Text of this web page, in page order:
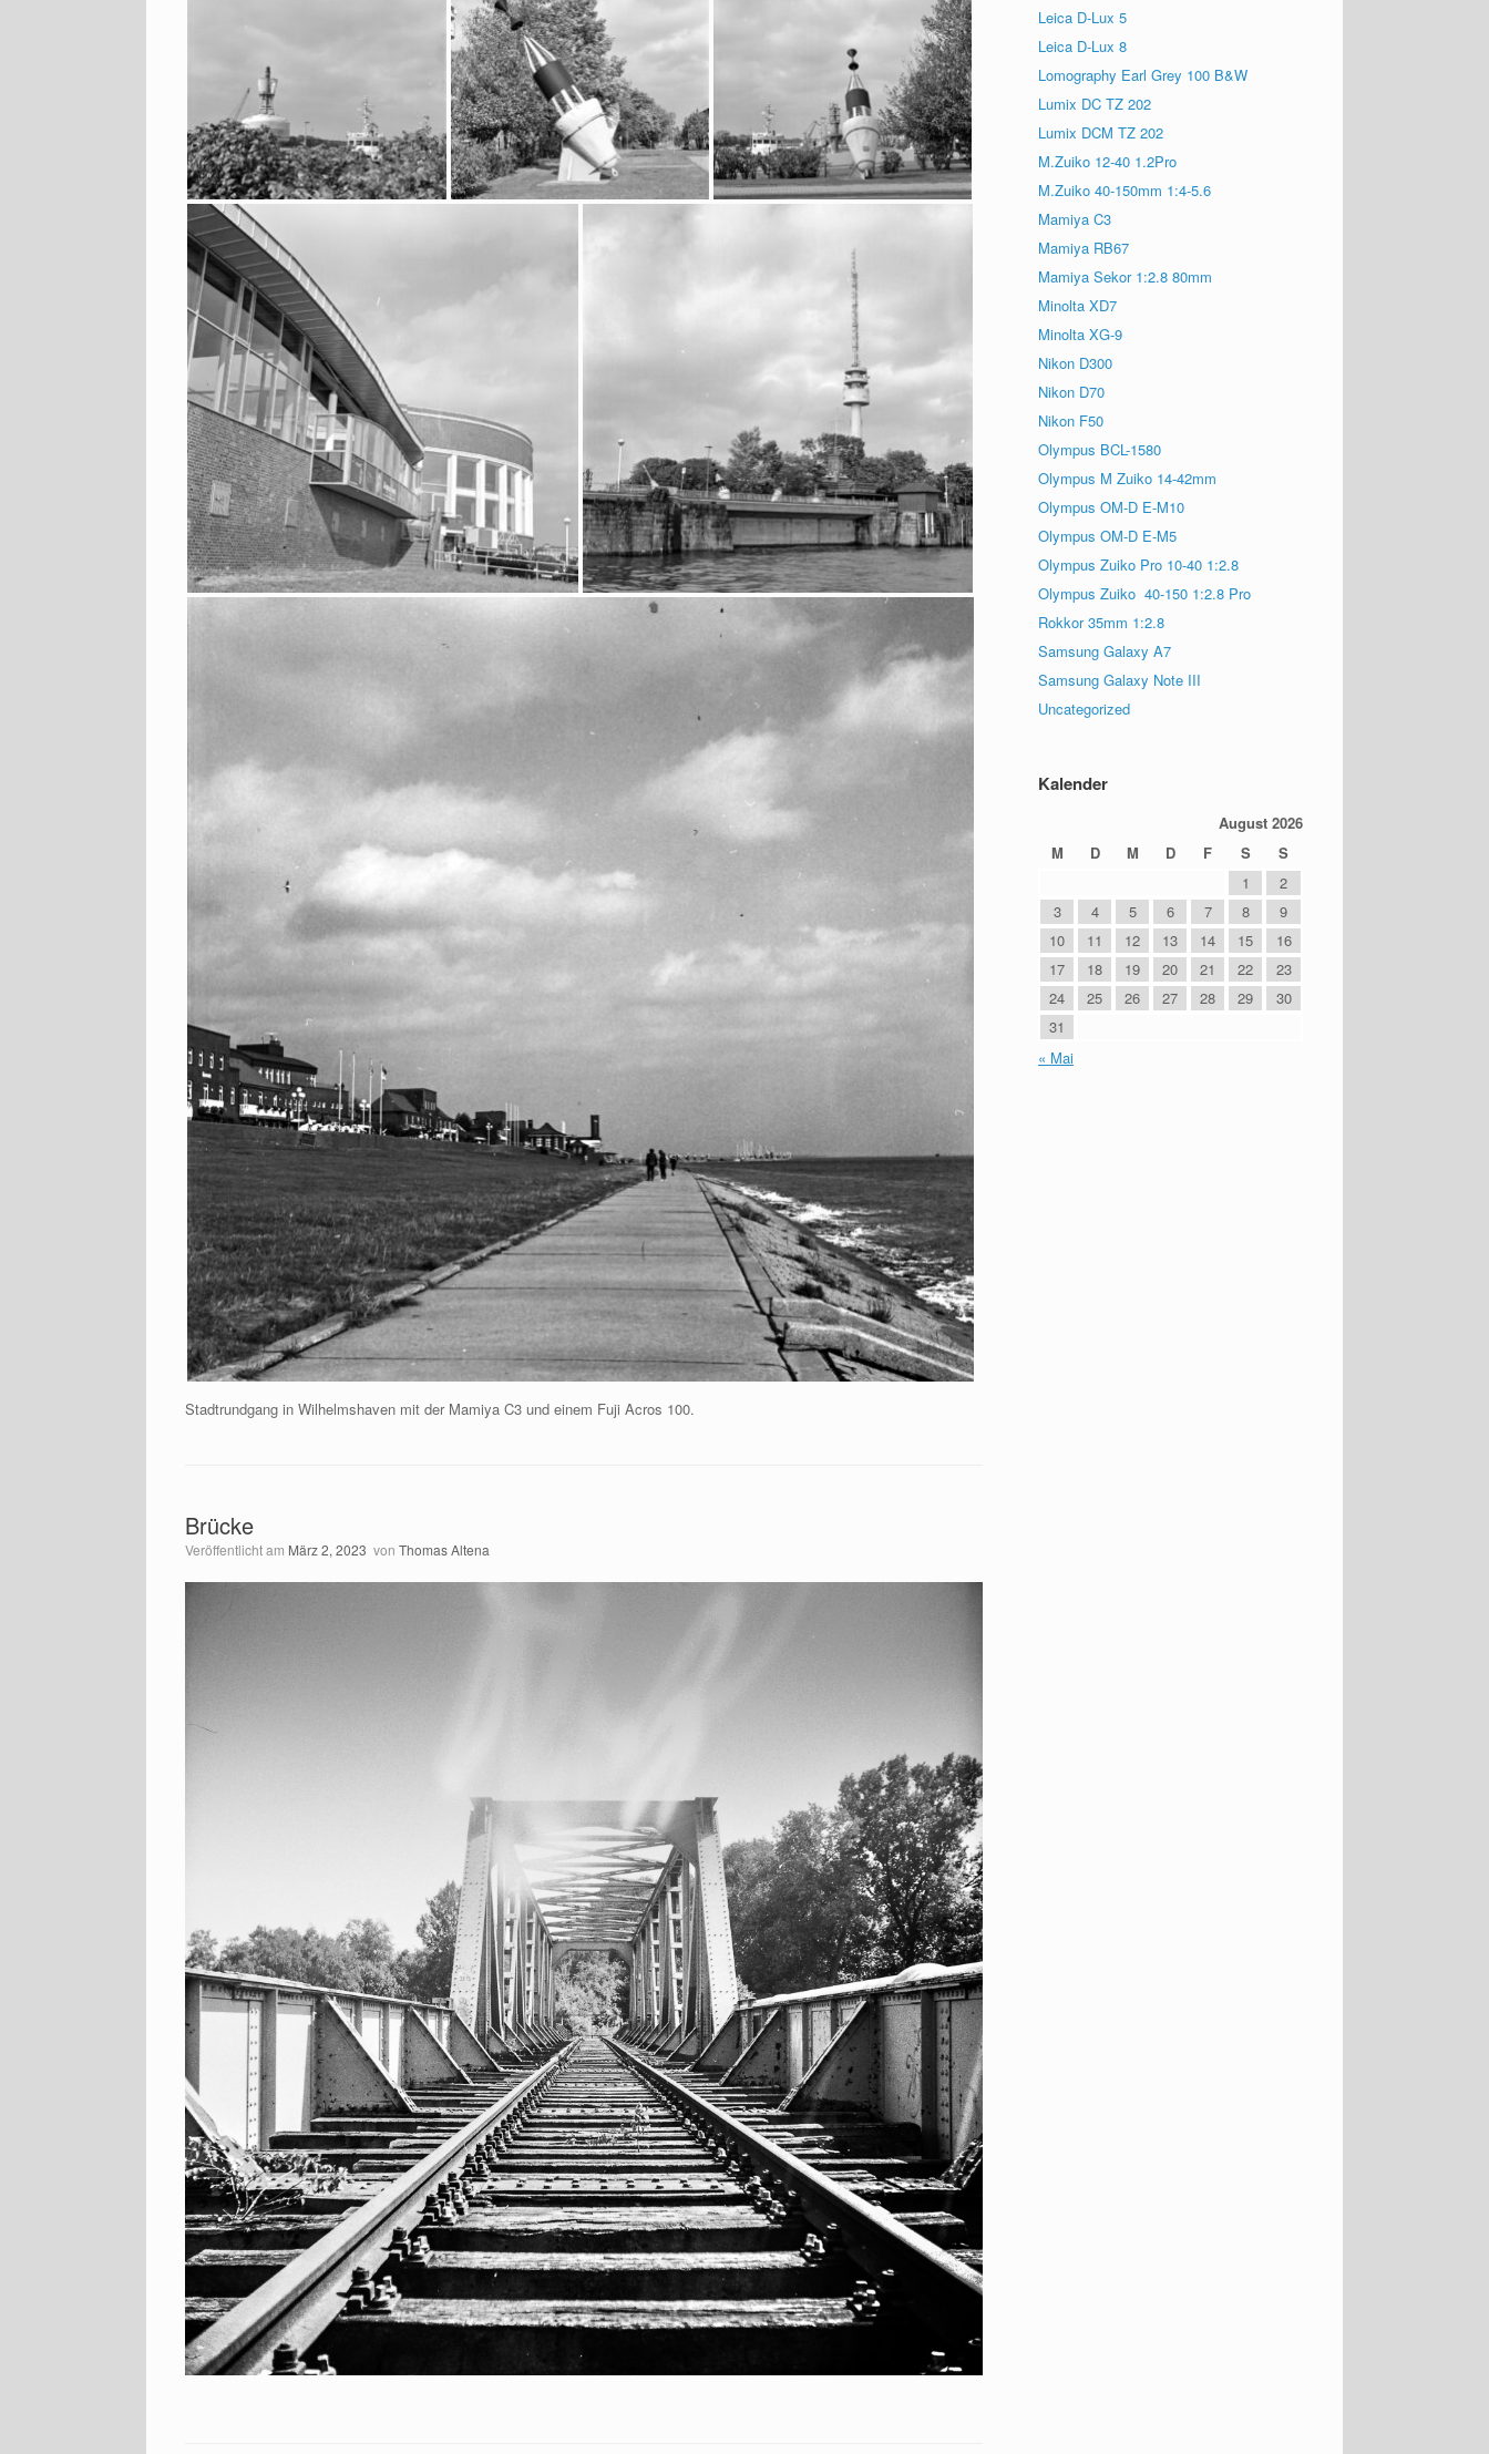
Stadtrundgang in Wilhelmshaven mit der Mamiya C3 und einem Fuji Acros 100.
Brücke
Veröffentlicht am März 2, 2023 von Thomas Altena
Leica D-Lux 5
Leica D-Lux 8
Lomography Earl Grey 100 B&W
Lumix DC TZ 202
Lumix DCM TZ 202
M.Zuiko 12-40 1.2Pro
M.Zuiko 40-150mm 1:4-5.6
Mamiya C3
Mamiya RB67
Mamiya Sekor 1:2.8 80mm
Minolta XD7
Minolta XG-9
Nikon D300
Nikon D70
Nikon F50
Olympus BCL-1580
Olympus M Zuiko 14-42mm
Olympus OM-D E-M10
Olympus OM-D E-M5
Olympus Zuiko Pro 10-40 1:2.8
Olympus Zuiko 40-150 1:2.8 Pro
Rokkor 35mm 1:2.8
Samsung Galaxy A7
Samsung Galaxy Note III
Uncategorized
Kalender
August 2026
M
D M D F S
S
1
2
3
4 5 6 7 8
9
10
11 12 13 14 15
16
17
18 19 20 21 22
23
24
25 26 27 28 29
30
31
« Mai